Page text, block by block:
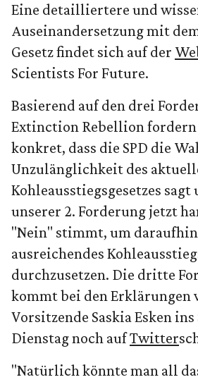
Eine detailliertere und
Auseinandersetzung mit
Gesetz findet sich auf der
Scientists For Future.
Basierend auf den drei
Extinction Rebellion
konkret, dass die SPD die
Unzulänglichkeit des
Kohleausstiegsgesetzes sagt
unserer 2. Forderung jetzt
"Nein" stimmt, um
ausreichendes
durchzusetzen. Die dritte
kommt bei den Erklärungen
Vorsitzende Saskia Esken
Dienstag noch aufTwitter
"Natürlich könnte man all